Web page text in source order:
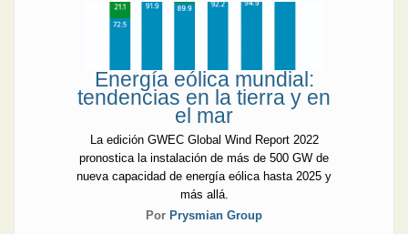
Energía eólica mundial:
tendencias en la tierra y en
el mar
La edición GWEC Global Wind Report 2022
pronostica la instalación de más de 500 GW de
nueva capacidad de energía eólica hasta 2025 y
más allá.
Por Prysmian Group